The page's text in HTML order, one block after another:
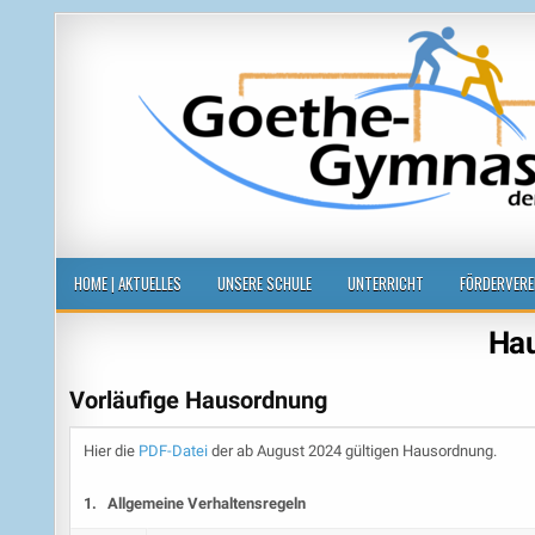
Goethegymnasium der Stadt Leipzig
HOME | AKTUELLES UNSERE SCHULE UNTERRICHT
Vorläufige Hausordnung
Hier die PDF-Dateider ab August 2024 gültigen Hausordnung.
1. Allgemeine Verhaltensregeln